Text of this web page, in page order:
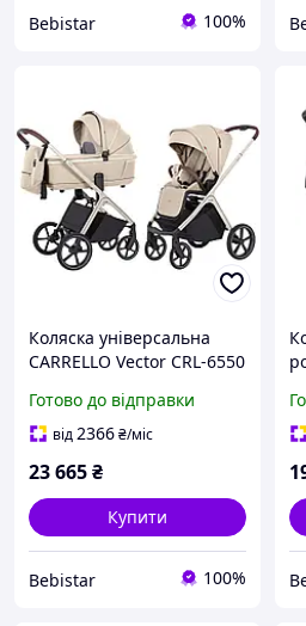
Bebistar 100%
Коляска універсальна
CARRELLO Vector CRL-6550
Готово до відправки
від2366₴/міс
23 665₴
Купити
Bebistar 100%